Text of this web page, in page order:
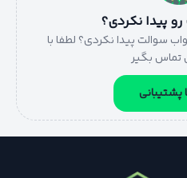
پیدا نکردی؟
سوالت پیدا نکردی؟ لطفا با
تماس بگیر
پشتیبانی